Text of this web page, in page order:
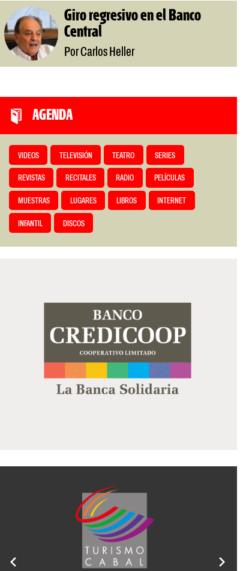
Giro regresivo en el Banco
Central
Por Carlos Heller
AGENDA
VIDEOS TELEVISIÓN TEATRO SERIES
REVISTAS RECITALES RADIO PELÍCULAS
MUESTRAS LUGARES LIBROS INTERNET
INFANTIL DISCOS